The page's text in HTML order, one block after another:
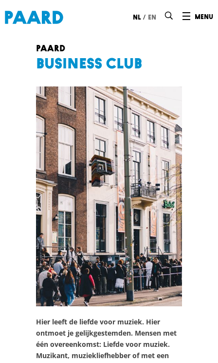
menu
nl / en
PAARD
Business Club
Hier leeft de liefde voor muziek. Hier
ontmoet je gelijkgestemden. Mensen met
één overeenkomst: Liefde voor muziek.
Muzikant, muziekliefhebber of met een